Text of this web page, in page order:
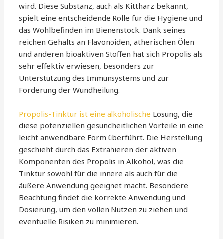
wird. Diese Substanz, auch als Kittharz bekannt,
spielt eine entscheidende Rolle für die Hygiene und
das Wohlbefinden im Bienenstock. Dank seines
reichen Gehalts an Flavonoiden, ätherischen Ölen
und anderen bioaktiven Stoffen hat sich Propolis als
sehr effektiv erwiesen, besonders zur
Unterstützung des Immunsystems und zur
Förderung der Wundheilung.
Propolis-Tinktur ist eine alkoholische Lösung, die
diese potenziellen gesundheitlichen Vorteile in eine
leicht anwendbare Form überführt. Die Herstellung
geschieht durch das Extrahieren der aktiven
Komponenten des Propolis in Alkohol, was die
Tinktur sowohl für die innere als auch für die
äußere Anwendung geeignet macht. Besondere
Beachtung findet die korrekte Anwendung und
Dosierung, um den vollen Nutzen zu ziehen und
eventuelle Risiken zu minimieren.